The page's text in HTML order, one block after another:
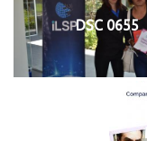
DSC 0655